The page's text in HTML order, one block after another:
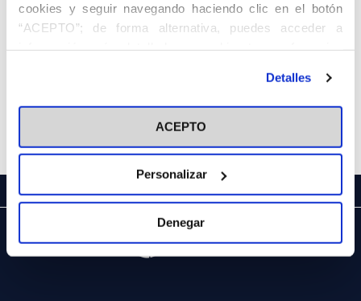
cookies y seguir navegando haciendo clic en el botón
“ACEPTO”; de forma alternativa, puedes acceder a
información más detallada y cambiar tus preferencias
en el botón "Personalizar". Para más información puedes
visitar nuestra Política de Cookies
Detalles
ACEPTO
Personalizar
Denegar